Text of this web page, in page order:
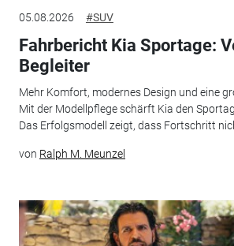
05.08.2026 #SUV
Fahrbericht Kia Sportage:
Begleiter
Mehr Komfort, modernes Design und eine
Mit der Modellpflege schärft Kia den
Das Erfolgsmodell zeigt, dass Fortschritt
von Ralph M. Meunzel